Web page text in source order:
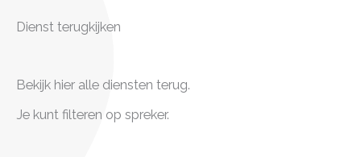
Dienst terugkijken
Bekijk hier alle diensten terug.
Je kunt filteren op spreker.